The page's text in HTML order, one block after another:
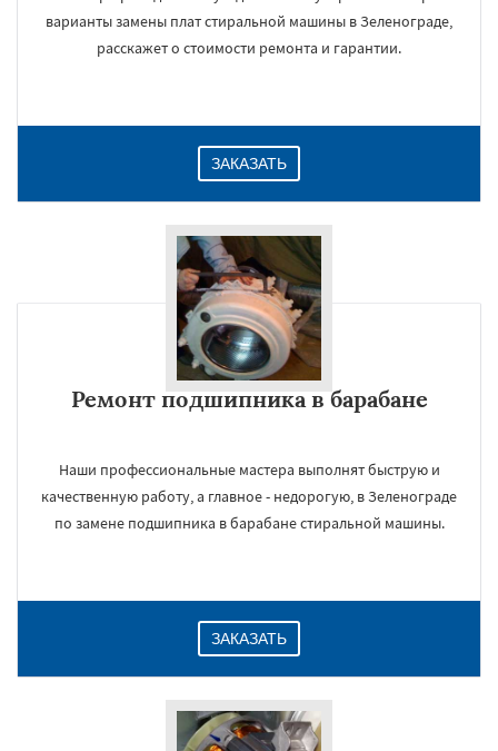
варианты замены плат стиральной машины в Зеленограде,
расскажет о стоимости ремонта и гарантии.
ЗАКАЗАТЬ
Ремонт подшипника в барабане
Наши профессиональные мастера выполнят быструю и
качественную работу, а главное - недорогую, в Зеленограде
по замене подшипника в барабане стиральной машины.
ЗАКАЗАТЬ